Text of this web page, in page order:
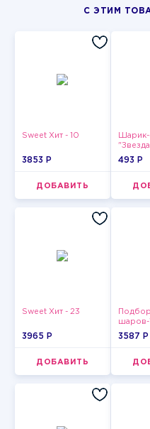
С ЭТИМ
Sweet Хит - 10
3853 P
ДОБАВИТЬ
Шарик-
493 P
Sweet Хит - 23
3965 P
ДОБАВИТЬ
шаров-
3587 P